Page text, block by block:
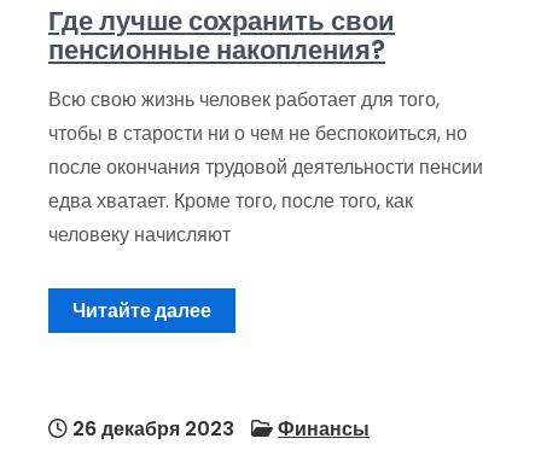
Где лучше сохранить свои
пенсионные накопления?
Всю свою жизнь человек работает для того,
чтобы в старости ни о чем не беспокоиться, но
после окончания трудовой деятельности пенсии
едва хватает. Кроме того, после того, как
человеку начисляют
Читайте далее
26 декабря 2023 Финансы